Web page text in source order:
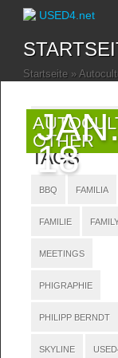
Startseite »
OTHER
18
TAGS
BBQ FAMILIA
FAMILIE
MEETINGS
PHIGRAPHIE
PHILIPP BERNDT
SKYLINE